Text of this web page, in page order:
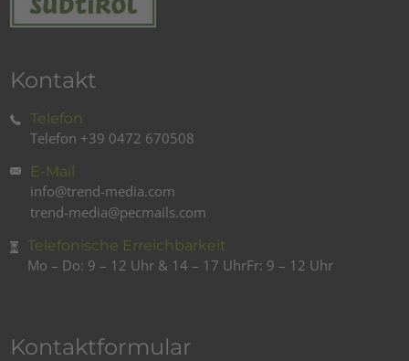
Kontakt
Telefon
Telefon +39 0472 670508
E-Mail
info@trend-media.com
trend-media@pecmails.com
Telefonische Erreichbarkeit
Mo – Do: 9 – 12 Uhr & 14 – 17 UhrFr: 9 – 12 Uhr
Kontaktformular